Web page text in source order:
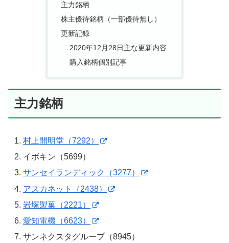
主力銘柄
株主優待銘柄（一部優待無し）
更新記録
2020年12月28日主な更新内容
購入銘柄個別記事
主力銘柄
村上開明堂（7292）
イボキン（5699）
サンセイランディック（3277）
アスカネット（2438）
岩塚製菓（2221）
愛知電機（6623）
サンネクスタグループ（8945）